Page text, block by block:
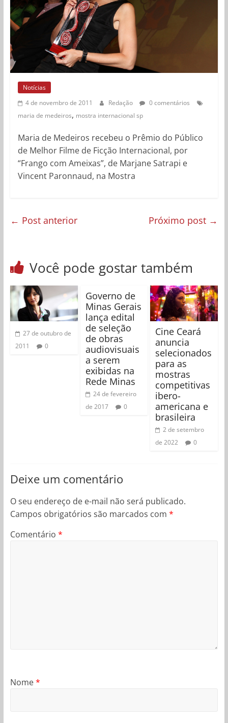
Notícias
4 de novembro de 2011
Redação
0 comentários
maria de medeiros, mostra internacional sp
Maria de Medeiros recebeu o Prêmio do Público
de Melhor Filme de Ficção Internacional, por
“Frango com Ameixas”, de Marjane Satrapi e
Vincent Paronnaud, na Mostra
← Post anterior Próximo post →
Você pode gostar também
27 de outubro de
2011
0
Governo de
Minas Gerais
lança edital
de seleção
de obras
audiovisuais
a serem
exibidas na
Rede Minas
24 de fevereiro
de 2017
0
Cine Ceará
anuncia
selecionados
para as
mostras
competitivas
ibero-
americana e
brasileira
2 de setembro
de 2022
0
Deixe um comentário
O seu endereço de e-mail não será publicado.
Campos obrigatórios são marcados com *
Comentário *
Nome*